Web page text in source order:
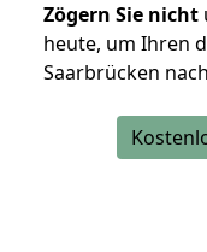
Zögern Sie nicht
heute, um Ihren
Saarbrücken